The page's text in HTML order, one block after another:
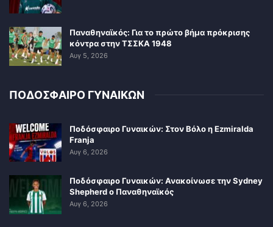
Παναθηναϊκός: Για το πρώτο βήμα πρόκρισης
κόντρα στην ΤΣΣΚΑ 1948
Αυγ 5, 2026
ΠΟΔΟΣΦΑΙΡΟ ΓΥΝΑΙΚΩΝ
Ποδόσφαιρο Γυναικών: Στον Βόλο η Ezmiralda
Franja
Αυγ 6, 2026
Ποδόσφαιρο Γυναικών: Ανακοίνωσε την Sydney
Shepherd ο Παναθηναϊκός
Αυγ 6, 2026